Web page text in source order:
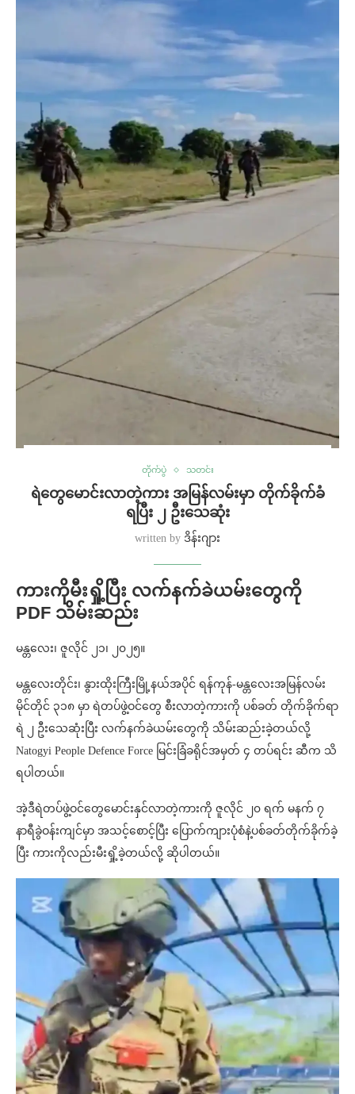
တိုက်ပွဲ သတင်း
ရဲတွေမောင်းလာတဲ့ကား အမြန်လမ်းမှာ တိုက်ခိုက်ခံ
ရပြီး ၂ ဦးသေဆုံး
written by ဒိန်းဂျား
ကားကိုမီးရှို့ပြီး လက်နက်ခဲယမ်းတွေကို
PDF သိမ်းဆည်း
မန္တလေး၊ ဇူလိုင် ၂၁၊ ၂၀၂၅။
မန္တလေးတိုင်း၊ နွားထိုးကြီးမြို့နယ်အပိုင် ရန်ကုန်-မန္တလေးအမြန်လမ်း
မိုင်တိုင် ၃၁၈ မှာ ရဲတပ်ဖွဲ့ဝင်တွေ စီးလာတဲ့ကားကို ပစ်ခတ် တိုက်ခိုက်ရာ
ရဲ ၂ ဦးသေဆုံးပြီး လက်နက်ခဲယမ်းတွေကို သိမ်းဆည်းခဲ့တယ်လို့
Natogyi People Defence Force မြင်းခြံခရိုင်အမှတ် ၄ တပ်ရင်း ဆီက သိ
ရပါတယ်။
အဲ့ဒီရဲတပ်ဖွဲ့ဝင်တွေမောင်းနှင်လာတဲ့ကားကို ဇူလိုင် ၂၀ ရက် မနက် ၇
နာရီခွဲဝန်းကျင်မှာ အသင့်စောင့်ပြီး ပြောက်ကျားပုံစံနဲ့ပစ်ခတ်တိုက်ခိုက်ခဲ့
ပြီး ကားကိုလည်းမီးရှို့ခဲ့တယ်လို့ ဆိုပါတယ်။